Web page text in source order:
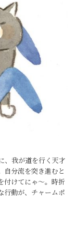
我が道を行く天才
自分流を突き進むと
付けてにゃ～。時折
行動が、チャームポ